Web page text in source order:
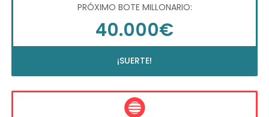
PRÓXIMO BOTE MILLONARIO:
40.000€
¡SUERTE!